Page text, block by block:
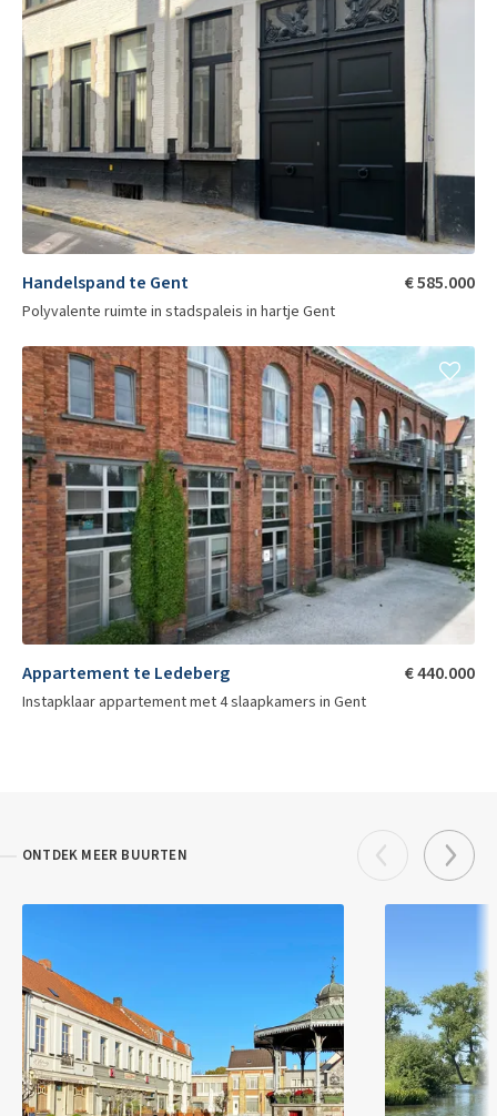
Handelspand te Gent € 585.000
Polyvalente ruimte in stadspaleis in hartje Gent
Appartement te Ledeberg € 440.000
Instapklaar appartement met 4 slaapkamers in Gent
ONTDEK MEER BUURTEN